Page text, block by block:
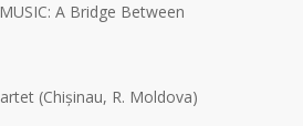
A Bridge Between
(Chișinau, R. Moldova)